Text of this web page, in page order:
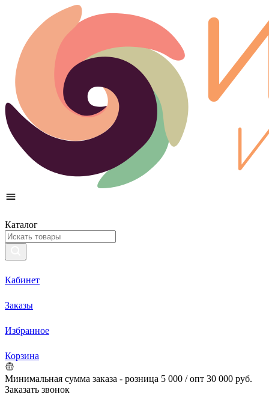
Каталог
Кабинет
Заказы
Избранное
Корзина
Минимальная сумма заказа - розница 5 000 / опт 30 000 руб.
Заказать звонок